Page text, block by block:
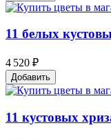
11 белых
4 520 ₽
Добавить
11 кустовых